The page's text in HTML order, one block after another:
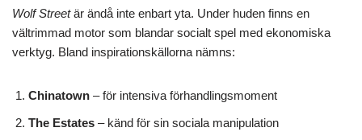
Wolf Streetär ändå inte enbart yta. Under huden finns en
vältrimmad motor som blandar socialt spel med ekonomiska
verktyg. Bland inspirationskällorna nämns:
Chinatown – för intensiva förhandlingsmoment
The Estates – känd för sin sociala manipulation